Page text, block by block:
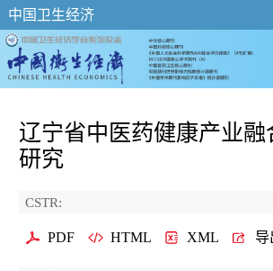
中国卫生经济
辽宁省中医药健康产业融
研究
CSTR:
PDF HTML XML 导